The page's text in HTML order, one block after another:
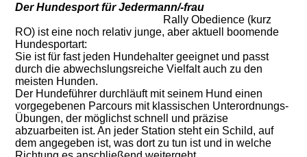
Der Hundesport für Jedermann/-frau
Rally Obedience (kurz
RO) ist eine noch relativ junge, aber aktuell boomende
Hundesportart:
Sie ist für fast jeden Hundehalter geeignet und passt
durch die abwechslungsreiche Vielfalt auch zu den
meisten Hunden.
Der Hundeführer durchläuft mit seinem Hund einen
vorgegebenen Parcours mit klassischen Unterordnungs-
Übungen, der möglichst schnell und präzise
abzuarbeiten ist. An jeder Station steht ein Schild, auf
dem angegeben ist, was dort zu tun ist und in welche